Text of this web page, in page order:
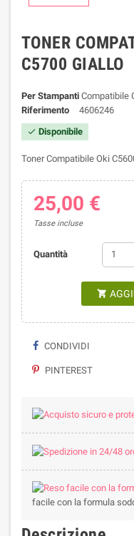
TONER
C5700 GIALLO
Per Stampanti Compatibile
Riferimento
4606246
 Disponibile
Toner Compatibile Oki
25,00 €
Tasse incluse
Quantità

CONDIVIDI
PINTEREST
facile con la formula